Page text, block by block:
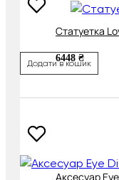
Cтатуетка
6448 ₴
Додати в кошик
Аксесуар